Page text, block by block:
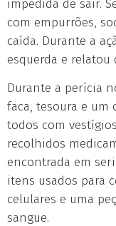
impedida de sair.
com empurrões,
caída. Durante a
esquerda e relatou
Durante a perícia
faca, tesoura e um
todos com
recolhidos
encontrada em
itens usados para
celulares e uma
sangue.